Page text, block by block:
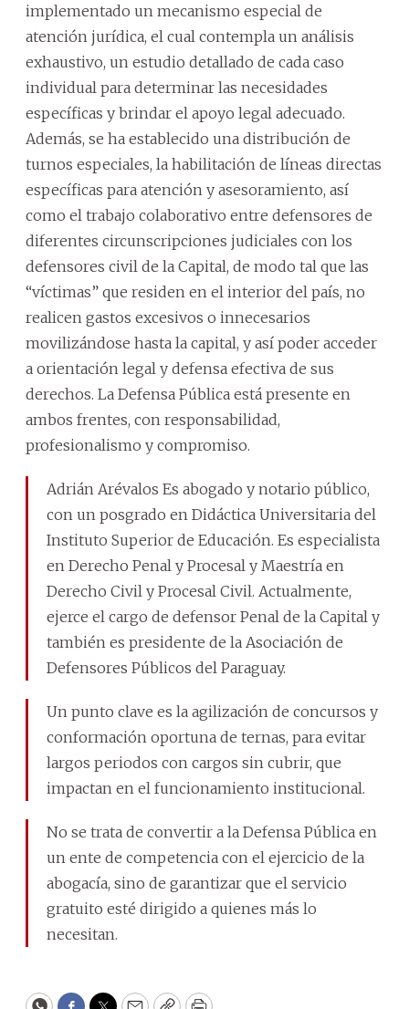
implementado un mecanismo especial de
atención jurídica, el cual contempla un análisis
exhaustivo, un estudio detallado de cada caso
individual para determinar las necesidades
específicas y brindar el apoyo legal adecuado.
Además, se ha establecido una distribución de
turnos especiales, la habilitación de líneas directas
específicas para atención y asesoramiento, así
como el trabajo colaborativo entre defensores de
diferentes circunscripciones judiciales con los
defensores civil de la Capital, de modo tal que las
“víctimas” que residen en el interior del país, no
realicen gastos excesivos o innecesarios
movilizándose hasta la capital, y así poder acceder
a orientación legal y defensa efectiva de sus
derechos. La Defensa Pública está presente en
ambos frentes, con responsabilidad,
profesionalismo y compromiso.
Adrián Arévalos Es abogado y notario público,
con un posgrado en Didáctica Universitaria del
Instituto Superior de Educación. Es especialista
en Derecho Penal y Procesal y Maestría en
Derecho Civil y Procesal Civil. Actualmente,
ejerce el cargo de defensor Penal de la Capital y
también es presidente de la Asociación de
Defensores Públicos del Paraguay.
Un punto clave es la agilización de concursos y
conformación oportuna de ternas, para evitar
largos periodos con cargos sin cubrir, que
impactan en el funcionamiento institucional.
No se trata de convertir a la Defensa Pública en
un ente de competencia con el ejercicio de la
abogacía, sino de garantizar que el servicio
gratuito esté dirigido a quienes más lo
necesitan.